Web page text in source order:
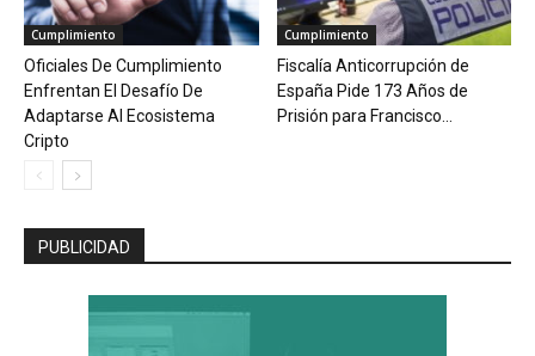
Cumplimiento
Oficiales De Cumplimiento
Enfrentan El Desafío De
Adaptarse Al Ecosistema
Cripto
Cumplimiento
Fiscalía Anticorrupción de
España Pide 173 Años de
Prisión para Francisco...
PUBLICIDAD